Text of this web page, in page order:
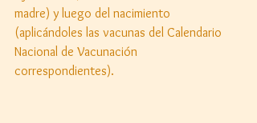
madre) y luego del nacimiento
(aplicándoles las vacunas del Calendario
Nacional de Vacunación
correspondientes).